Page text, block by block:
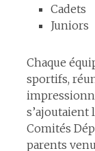
Cadets
Juniors
Chaque
sportifs,
s’ajoutaient
Comités
parents